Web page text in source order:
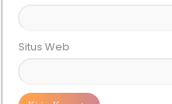
Situs Web